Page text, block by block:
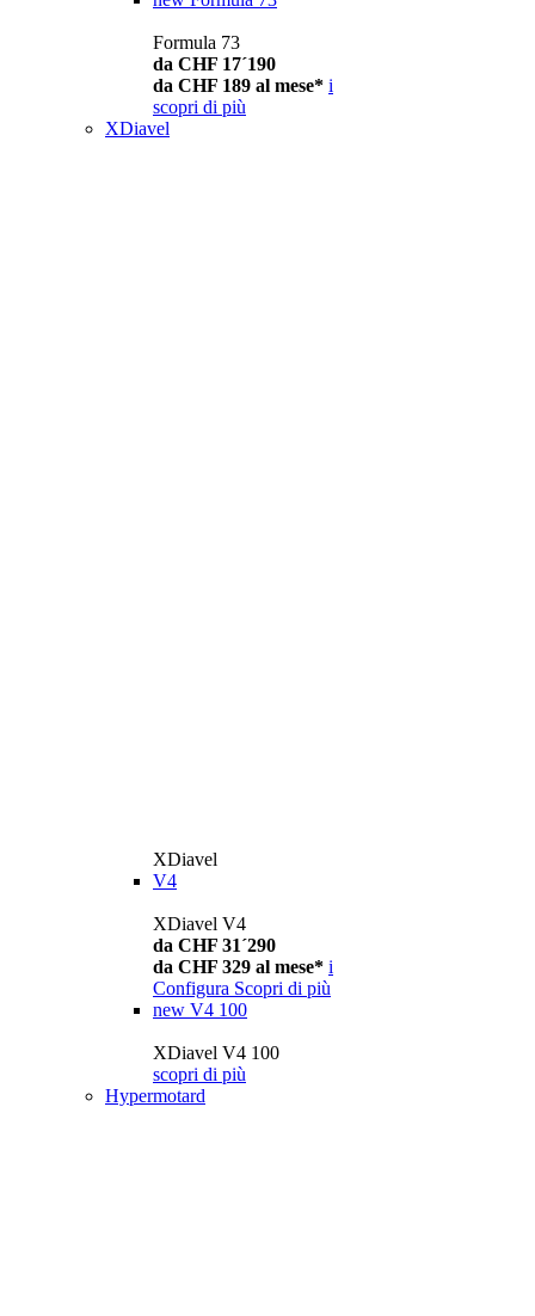
Formula 73
da CHF 17´190
da CHF 189 al mese* i
scopri di più
XDiavel
XDiavel
V4
XDiavel V4
da CHF 31´290
da CHF 329 al mese* i
Configura Scopri di più
new V4 100
XDiavel V4 100
scopri di più
Hypermotard